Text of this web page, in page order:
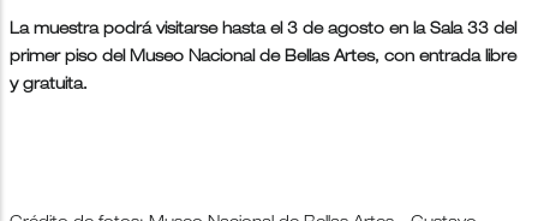
La muestra podrá visitarse hasta el 3 de agosto en la Sala 33 del
primer piso del Museo Nacional de Bellas Artes, con entrada libre
y gratuita.